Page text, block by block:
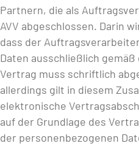
Partnern, die als
AVV abgeschlossen. Darin
dass der
Daten ausschließlich gemäß
Vertrag muss schriftlich
allerdings gilt in diesem
elektronische
auf der Grundlage des
der personenbezogenen